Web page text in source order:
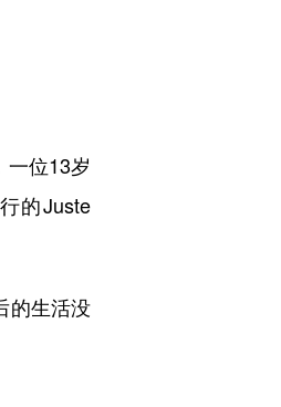
位13岁
的Juste
的生活没